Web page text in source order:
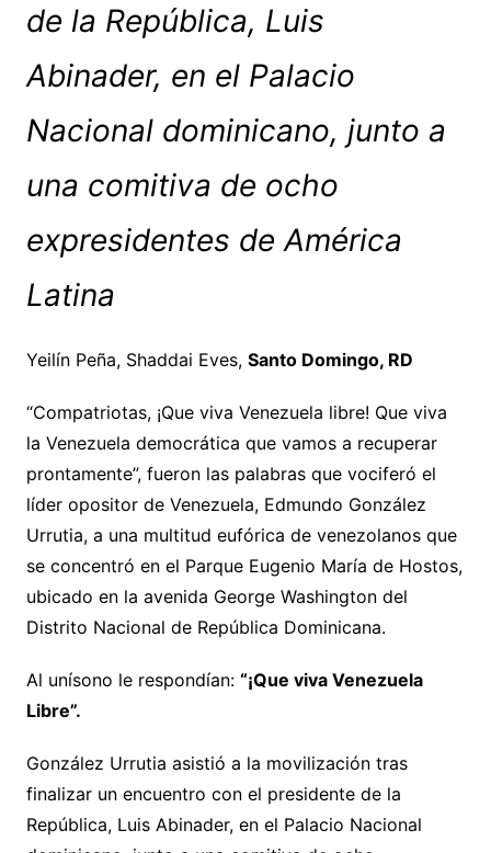
de la República, Luis
Abinader, en el Palacio
Nacional dominicano, junto a
una comitiva de ocho
expresidentes de América
Latina
Yeilín Peña, Shaddai Eves, Santo Domingo, RD
“Compatriotas, ¡Que viva Venezuela libre! Que viva
la Venezuela democrática que vamos a recuperar
prontamente”, fueron las palabras que vociferó el
líder opositor de Venezuela, Edmundo González
Urrutia, a una multitud eufórica de venezolanos que
se concentró en el Parque Eugenio María de Hostos,
ubicado en la avenida George Washington del
Distrito Nacional de República Dominicana.
Al unísono le respondían: “¡Que viva Venezuela
Libre”.
González Urrutia asistió a la movilización tras
finalizar un encuentro con el presidente de la
República, Luis Abinader, en el Palacio Nacional